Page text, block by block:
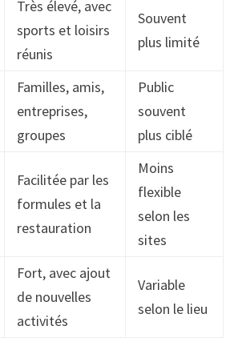
Très élevé, avec
sports et loisirs
réunis
Souvent
plus limité
Familles, amis,
entreprises,
groupes
Public
souvent
plus ciblé
Facilitée par les
formules et la
restauration
Moins
flexible
selon les
sites
Fort, avec ajout
de nouvelles
activités
Variable
selon le lieu